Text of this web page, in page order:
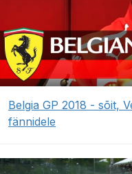
Belgia GP 2018 - sõit,
fännidele